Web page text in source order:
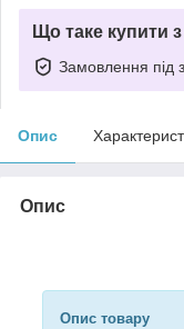
Що таке купити
Замовлення під
Опис
Опис
Опис товару